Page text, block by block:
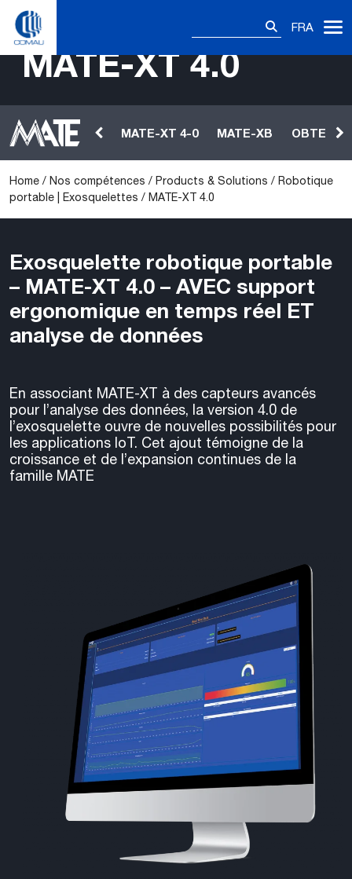
Skip
content
FRA
Sensorized version with IoT functionalities
MATE-XT 4.0
MATE-XT 4-0 MATE-XB OBTENIR
Home / Nos compétences / Products & Solutions / Robotique
portable | Exosquelettes / MATE-XT 4.0
Exosquelette robotique portable
– MATE-XT 4.0 – AVEC support
ergonomique en temps réel ET
analyse de données
En associant MATE-XT à des capteurs avancés
pour l’analyse des données, la version 4.0 de
l’exosquelette ouvre de nouvelles possibilités pour
les applications IoT. Cet ajout témoigne de la
croissance et de l’expansion continues de la
famille MATE